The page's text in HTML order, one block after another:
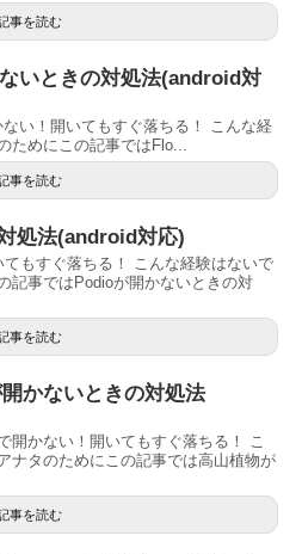
事を読む
いときの対処法(android対
い！開いてもすぐ落ちる！ こんな経
ためにこの記事ではFlo...
事を読む
処法(android対応)
もすぐ落ちる！ こんな経験はないで
記事ではPodioが開かないときの対
事を読む
かないときの対処法
開かない！開いてもすぐ落ちる！ こ
ナタのためにこの記事では高山植物が
事を読む